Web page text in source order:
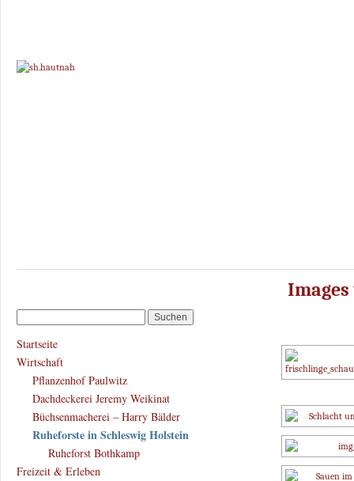
Startseite
Wirtschaft
Pflanzenhof Paulwitz
Dachdeckerei Jeremy Weikinat
Büchsenmacherei – Harry Bälder
Ruheforste in Schleswig Holstein
Ruheforst Bothkamp
Freizeit & Erleben